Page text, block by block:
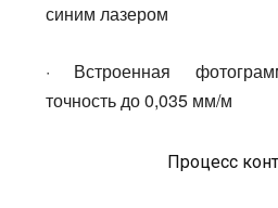
синим лазером
· Встроенная
точность до 0,035 мм/м
Процесс